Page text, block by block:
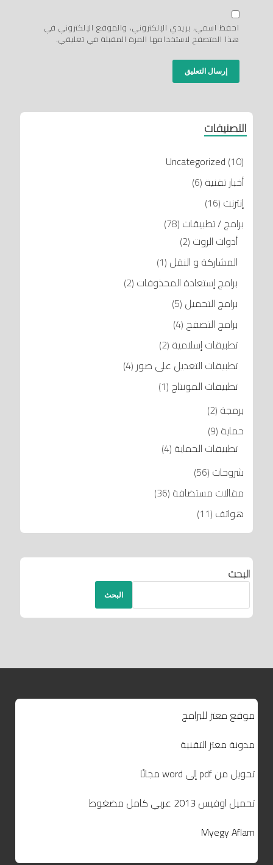
احفظ اسمي، بريدي الإلكتروني، والموقع الإلكتروني في
هذا المتصفح لاستخدامها المرة المقبلة في تعليقي.
التصنيفات
Uncategorized (10)
أخبار تقنية (6)
إنترنت (16)
برامج / تطبيقات (78)
أدوات الروت (2)
المشاركة و النقل (1)
برامج إستعادة المحذوفات (2)
برامج التحميل (5)
برامج التصفح (4)
تطبيقات إسلامية (2)
تطبيقات التعديل على صور (4)
تطبيقات المونتاج (1)
برمجة (2)
حماية (9)
تطبيقات الحماية (4)
شروحات (56)
مقالات مستضافة (36)
هواتف (11)
البحث
البحث
موقع معتز للبرامج
مدونة معتز التقنية
تحويل من pdf إلى word مجانًا
تحميل اوفيس 2013 عربي كامل مضغوط
Myegy Aflam